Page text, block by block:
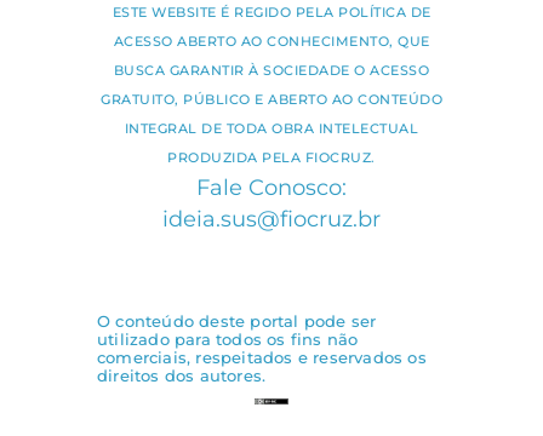
ESTE WEBSITE É REGIDO PELA POLÍTICA DE
ACESSO ABERTO AO CONHECIMENTO, QUE
BUSCA GARANTIR À SOCIEDADE O ACESSO
GRATUITO, PÚBLICO E ABERTO AO CONTEÚDO
INTEGRAL DE TODA OBRA INTELECTUAL
PRODUZIDA PELA FIOCRUZ.
Fale Conosco:
ideia.sus@fiocruz.br
O conteúdo deste portal pode ser
utilizado para todos os fins não
comerciais, respeitados e reservados os
direitos dos autores.